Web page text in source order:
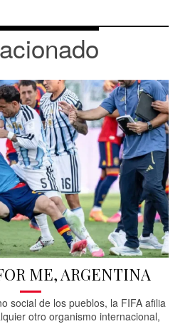
ME, ARGENTINA
social de los pueblos, la FIFA afilia
otro organismo internacional,